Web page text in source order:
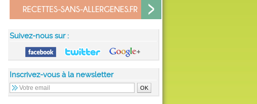
Suivez-nous sur :
Inscrivez-vous à la newsletter